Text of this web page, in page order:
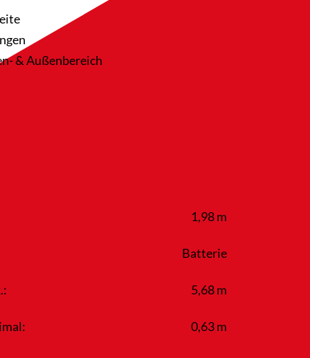
& Außenbereich
1,98 m
Batterie
5,68 m
0,63 m